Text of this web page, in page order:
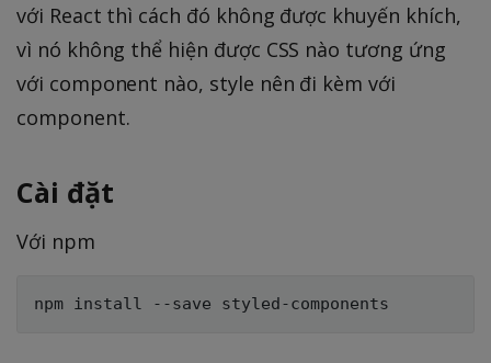
với React thì cách đó không được khuyến khích,
vì nó không thể hiện được CSS nào tương ứng
với component nào, style nên đi kèm với
component.
Cài đặt
Với npm